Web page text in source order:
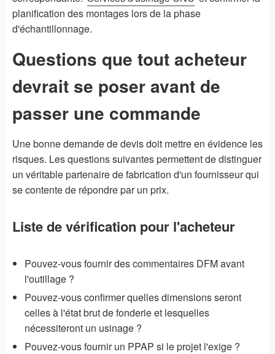
planification des montages lors de la phase
d'échantillonnage.
Questions que tout acheteur
devrait se poser avant de
passer une commande
Une bonne demande de devis doit mettre en évidence les
risques. Les questions suivantes permettent de distinguer
un véritable partenaire de fabrication d'un fournisseur qui
se contente de répondre par un prix.
Liste de vérification pour l'acheteur
Pouvez-vous fournir des commentaires DFM avant
l'outillage ?
Pouvez-vous confirmer quelles dimensions seront
celles à l'état brut de fonderie et lesquelles
nécessiteront un usinage ?
Pouvez-vous fournir un PPAP si le projet l'exige ?